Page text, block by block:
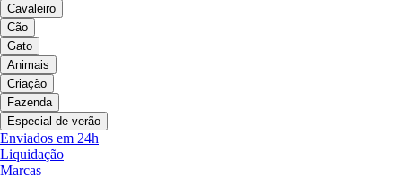
Cavaleiro
Cão
Gato
Animais
Criação
Fazenda
Especial de verão
Enviados em 24h
Liquidação
Marcas